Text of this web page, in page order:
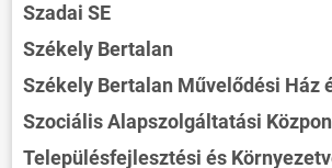
Szadai SE
Székely Bertalan
Székely Bertalan Művelődési Ház
Szociális Alapszolgáltatási
Településfejlesztési és